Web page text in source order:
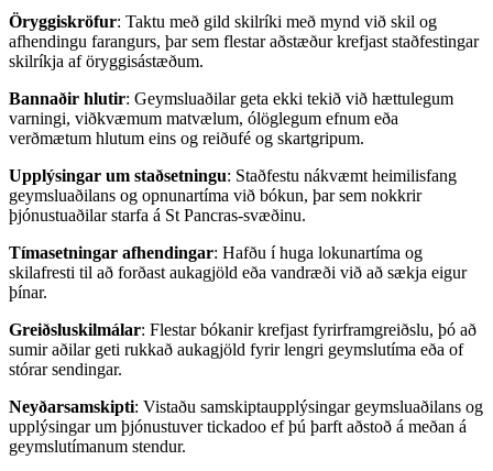
Öryggiskröfur: Taktu með gild skilríki með mynd við skil og
afhendingu farangurs, þar sem flestar aðstæður krefjast staðfestingar
skilríkja af öryggisástæðum.
Bannaðir hlutir: Geymsluaðilar geta ekki tekið við hættulegum
varningi, viðkvæmum matvælum, ólöglegum efnum eða
verðmætum hlutum eins og reiðufé og skartgripum.
Upplýsingar um staðsetningu: Staðfestu nákvæmt heimilisfang
geymsluaðilans og opnunartíma við bókun, þar sem nokkrir
þjónustuaðilar starfa á St Pancras-svæðinu.
Tímasetningar afhendingar: Hafðu í huga lokunartíma og
skilafresti til að forðast aukagjöld eða vandræði við að sækja eigur
þínar.
Greiðsluskilmálar: Flestar bókanir krefjast fyrirframgreiðslu, þó að
sumir aðilar geti rukkað aukagjöld fyrir lengri geymslutíma eða of
stórar sendingar.
Neyðarsamskipti: Vistaðu samskiptaupplýsingar geymsluaðilans og
upplýsingar um þjónustuver tickadoo ef þú þarft aðstoð á meðan á
geymslutímanum stendur.